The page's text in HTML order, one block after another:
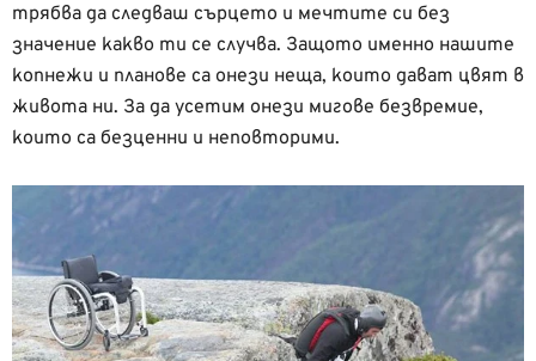
трябва да следваш сърцето и мечтите си без
значение какво ти се случва. Защото именно нашите
копнежи и планове са онези неща, които дават цвят в
живота ни. За да усетим онези мигове безвремие,
които са безценни и неповторими.